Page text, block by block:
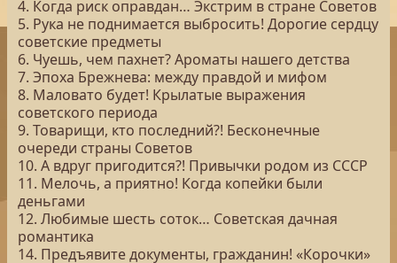
4. Когда риск оправдан… Экстрим в стране Советов
5. Рука не поднимается выбросить! Дорогие сердцу
советские предметы
6. Чуешь, чем пахнет? Ароматы нашего детства
7. Эпоха Брежнева: между правдой и мифом
8. Маловато будет! Крылатые выражения
советского периода
9. Товарищи, кто последний?! Бесконечные
очереди страны Советов
10. А вдруг пригодится?! Привычки родом из СССР
11. Мелочь, а приятно! Когда копейки были
деньгами
12. Любимые шесть соток… Советская дачная
романтика
14. Предъявите документы, гражданин! «Корочки»